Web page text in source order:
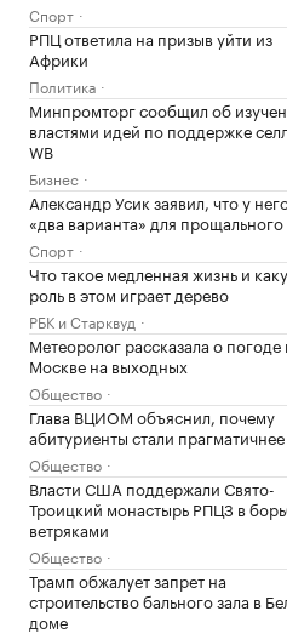
Спорт
РПЦ ответила на призыв уйти из
Африки
Политика
Минпромторг сообщил об
властями идей по поддержке
WB
Бизнес
Александр Усик заявил, что у
«два варианта» для
Спорт
Что такое медленная жизнь и
роль в этом играет дерево
РБК и Старквуд
Метеоролог рассказала о погоде
Москве на выходных
Общество
Глава ВЦИОМ объяснил, почему
абитуриенты стали прагматичнее
Общество
Власти США поддержали Свято-
Троицкий монастырь РПЦЗ в
ветряками
Общество
Трамп обжалует запрет на
строительство бального зала в
доме